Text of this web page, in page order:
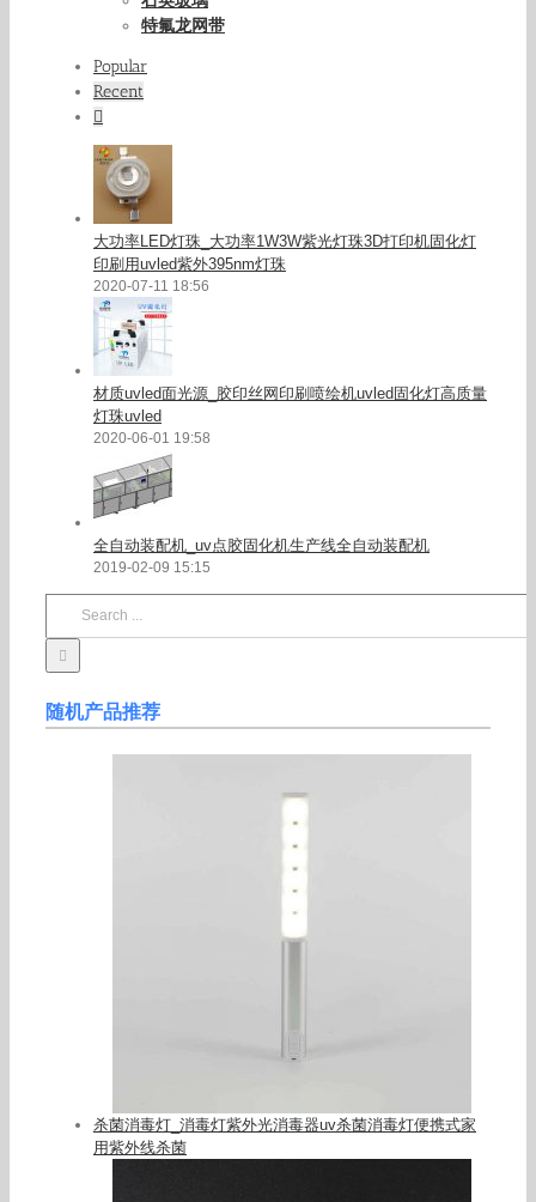
特氟龙网带
Popular
Recent
大功率LED灯珠_大功率1W3W紫光灯珠3D打印机固化灯
印刷用uvled紫外395nm灯珠
2020-07-11 18:56
材质uvled面光源_胶印丝网印刷喷绘机uvled固化灯高质量
灯珠uvled
2020-06-01 19:58
全自动装配机_uv点胶固化机生产线全自动装配机
2019-02-09 15:15
随机产品推荐
杀菌消毒灯_消毒灯紫外光消毒器uv杀菌消毒灯便携式家
用紫外线杀菌